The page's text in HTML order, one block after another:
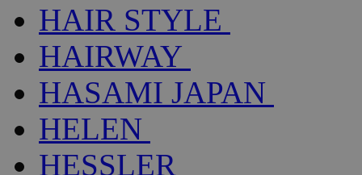
HAIR STYLE
HAIRWAY
HASAMI JAPAN
HELEN
HESSLER